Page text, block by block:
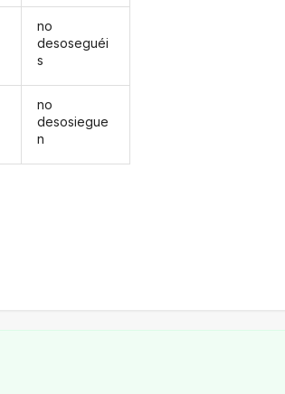
no
desoseguéi
s
no
desosiegue
n